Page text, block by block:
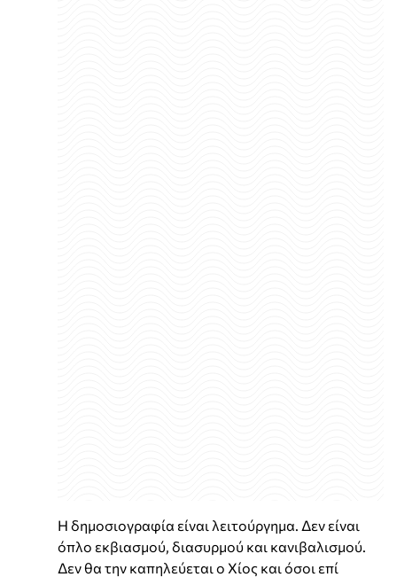
Η δημοσιογραφία είναι λειτούργημα. Δεν είναι
όπλο εκβιασμού, διασυρμού και κανιβαλισμού.
Δεν θα την καπηλεύεται ο Χίος και όσοι επί